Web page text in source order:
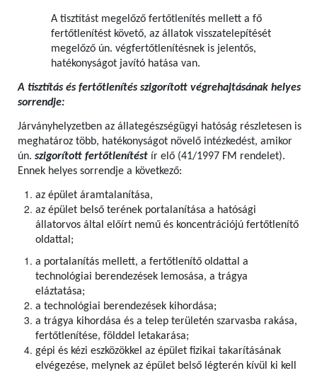
A tisztítást megelőző fertőtlenítés mellett a fő
fertőtlenítést követő, az állatok visszatelepítését
megelőző ún. végfertőtlenítésnek is jelentős,
hatékonyságot javító hatása van.
A tisztítás és fertőtlenítés szigorított végrehajtásának helyes
sorrendje:
Járványhelyzetben az állategészségügyi hatóság részletesen is
meghatároz több, hatékonyságot növelő intézkedést, amikor
ún. szigorított fertőtlenítést ír elő (41/1997 FM rendelet).
Ennek helyes sorrendje a következő:
az épület áramtalanítása,
az épület belső terének portalanítása a hatósági
állatorvos által előírt nemű és koncentrációjú fertőtlenítő
oldattal;
a portalanítás mellett, a fertőtlenítő oldattal a
technológiai berendezések lemosása, a trágya
eláztatása;
a technológiai berendezések kihordása;
a trágya kihordása és a telep területén szarvasba rakása,
fertőtlenítése, földdel letakarása;
gépi és kézi eszközökkel az épület fizikai takarításának
elvégezése, melynek az épület belső légterén kívül ki kell